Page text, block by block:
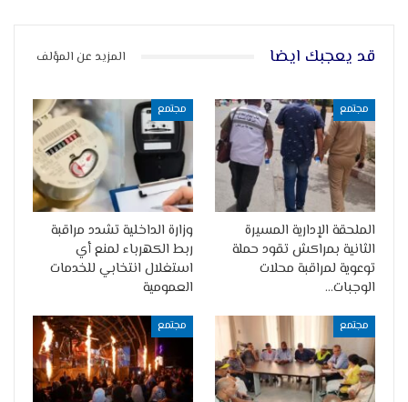
قد يعجبك ايضا المزيد عن المؤلف
مجتمع
الملحقة الإدارية المسيرة
الثانية بمراكش تقود حملة
توعوية لمراقبة محلات
الوجبات…
مجتمع
وزارة الداخلية تشدد مراقبة
ربط الكهرباء لمنع أي
استغلال انتخابي للخدمات
العمومية
مجتمع مجتمع